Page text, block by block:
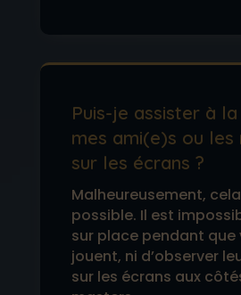
Puis-je assister à
mes ami(e)s ou les
sur les écrans ?
Malheureusement,
possible. Il est
sur place pendant
jouent, ni d’observer
sur les écrans aux